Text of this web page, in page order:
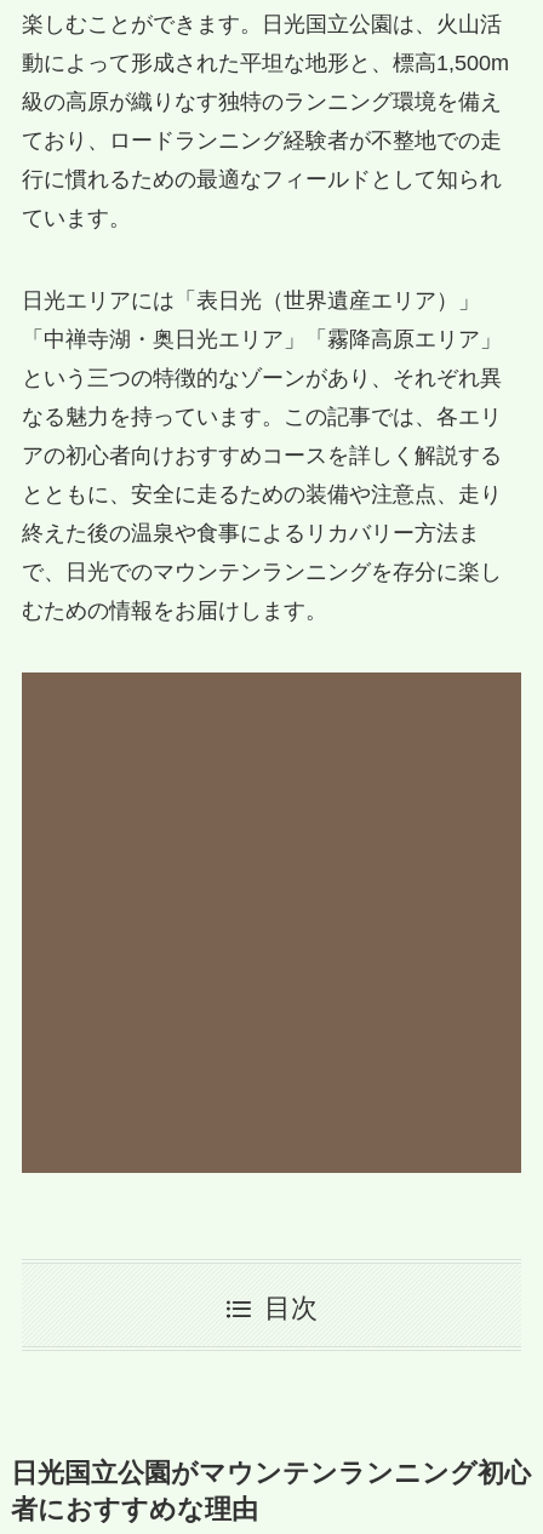
楽しむことができます。日光国立公園は、火山活
動によって形成された平坦な地形と、標高1,500m
級の高原が織りなす独特のランニング環境を備え
ており、ロードランニング経験者が不整地での走
行に慣れるための最適なフィールドとして知られ
ています。
日光エリアには「表日光（世界遺産エリア）」
「中禅寺湖・奥日光エリア」「霧降高原エリア」
という三つの特徴的なゾーンがあり、それぞれ異
なる魅力を持っています。この記事では、各エリ
アの初心者向けおすすめコースを詳しく解説する
とともに、安全に走るための装備や注意点、走り
終えた後の温泉や食事によるリカバリー方法ま
で、日光でのマウンテンランニングを存分に楽し
むための情報をお届けします。
目次
日光国立公園がマウンテンランニング初心
者におすすめな理由